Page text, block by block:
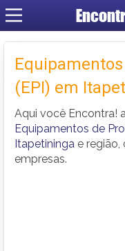
(EPI) em
Aqui você Encontra!
Equipamentos de
Itapetininga e
empresas.